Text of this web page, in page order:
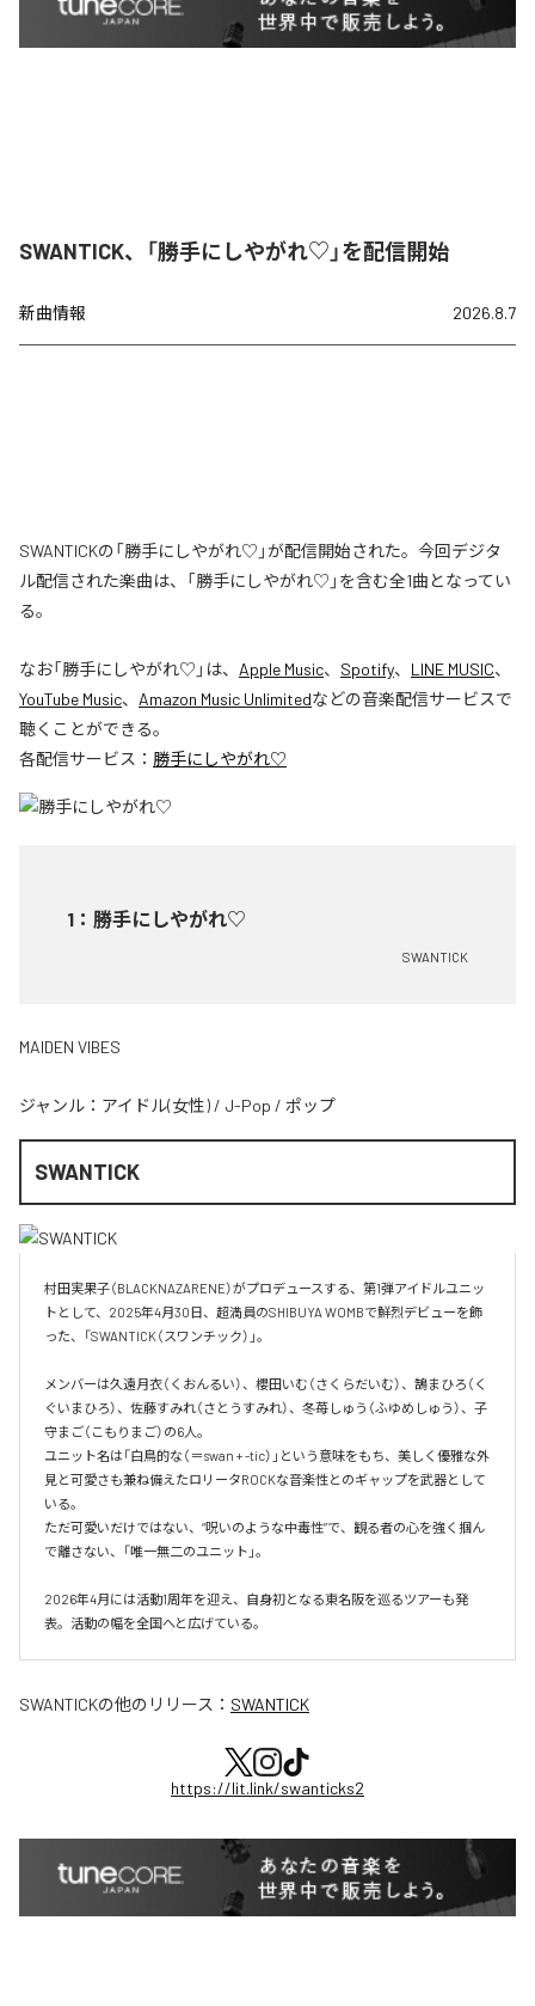
SWANTICK、「勝手にしやがれ♡」を配信開始
新曲情報 2026.8.7
SWANTICKの「勝手にしやがれ♡」が配信開始された。今回デジタ
ル配信された楽曲は、「勝手にしやがれ♡」を含む全1曲となってい
る。
なお「勝手にしやがれ♡ 」は、 Apple Music、 Spotify、 LINE MUSIC、
YouTube Music、 Amazon Music Unlimitedなどの音楽配信サービスで
聴くことができる。
各配信サービス： 勝手にしやがれ♡
1 ： 勝手にしやがれ♡
SWANTICK
MAIDEN VIBES
ジャンル： アイドル(女性) / J-Pop / ポップ
SWANTICK
村田実果子（BLACKNAZARENE）がプロデュースする、第1弾アイドルユニッ
トとして、2025年4月30日、超満員のSHIBUYA WOMBで鮮烈デビューを飾
った、「SWANTICK（スワンチック）」。
メンバーは久遠月衣（くおんるい）、櫻田いむ（さくらだいむ）、鵠まひろ（く
ぐいまひろ）、佐藤すみれ（さとうすみれ）、冬苺しゅう（ふゆめしゅう）、子
守まご（こもりまご）の6人。
ユニット名は「白鳥的な（＝swan + -tic）」という意味をもち、美しく優雅な外
見と可愛さも兼ね備えたロリータROCKな音楽性とのギャップを武器として
いる。
ただ可愛いだけではない、“呪いのような中毒性”で、観る者の心を強く掴ん
で離さない、「唯一無二のユニット」。
2026年4月には活動1周年を迎え、自身初となる東名阪を巡るツアーも発
表。活動の幅を全国へと広げている。
SWANTICKの他のリリース： SWANTICK
https://lit.link/swanticks2